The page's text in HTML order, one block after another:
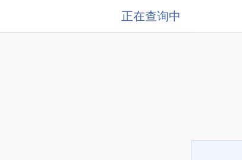
正在查询中